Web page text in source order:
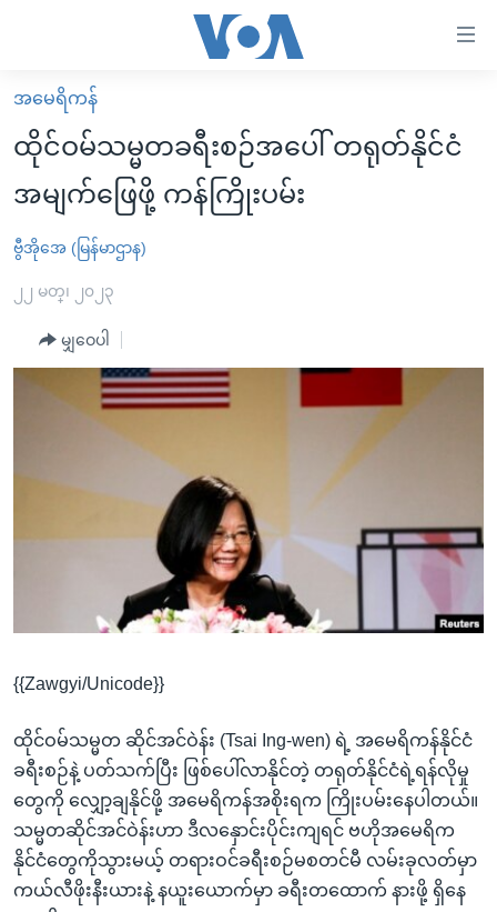
လွယ်ကူ
စေ
များ
ပင်မ
ကျော်
ပင်မ
ရန်
ရန်
နေရာ
သို့
ကျော်
ရန်
မူလစာမျက်နှာ
မြန်မာ
ကမ္ဘာ့သတင်းများ
နိုင်ငံတကာ
အစ္စရေး-ပါလက်စတိုင်း
ဗွီဒီယို
အင်္ဂလိပ်စာလေ့လာမယ်
အမေရိကန်သုံးအီဒီယံ
မကြေးမုံရဲ့ အင်္ဂလိပ်စာ
ရုပ်ရှင်ထဲက အင်္ဂလိပ်စာ
သုတပဒေသာ အင်္ဂလိပ်စာ
အပတ်စဉ်ကဏ္ဍများ
ရေဒီယိုနှင့်ရုပ်သံ အချက်အလက်များ
ရေဒီယို/တီဗွီအစီအစဉ်
Learning English
ဗွီအိုအေ လူမှုကွန်ယက်များ
အမေရိကန်
ထိုင်ဝမ်သမ္မတခရီးစဉ်အပေါ် တရုတ်နိုင်ငံ
အမျက်ဖြေဖို့ ကန်ကြိုးပမ်း
ဗွီအိုအေ (မြန်မာဌာန)
၂၂ မတ္၊ ၂၀၂၃
မျှဝေပါ
{{Zawgyi/Unicode}}
ထိုင်ဝမ်သမ္မတ ဆိုင်အင်ဝဲန်း (Tsai Ing-wen) ရဲ့ အမေရိကန်နိုင်ငံ
ခရီးစဉ်နဲ့ ပတ်သက်ပြီး ဖြစ်ပေါ်လာနိုင်တဲ့ တရုတ်နိုင်ငံရဲ့ရန်လိုမှု
တွေကို လျှော့ချနိုင်ဖို့ အမေရိကန်အစိုးရက ကြိုးပမ်းနေပါတယ်။
သမ္မတဆိုင်အင်ဝဲန်းဟာ ဒီလနှောင်းပိုင်းကျရင် ဗဟိုအမေရိက
နိုင်ငံတွေကိုသွားမယ့် တရားဝင်ခရီးစဉ်မစတင်မီ လမ်းခုလတ်မှာ
ကယ်လီဖိုးနီးယားနဲ့ နယူးယောက်မှာ ခရီးတထောက် နားဖို့ ရှိနေ